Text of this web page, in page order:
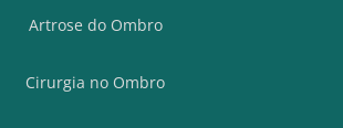
Artrose do Ombro
Cirurgia no Ombro